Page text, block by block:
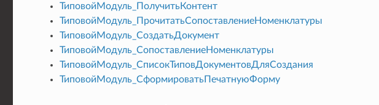
ТиповойМодуль_ПолучитьКонтент
ТиповойМодуль_ПрочитатьСопоставлениеНоменклатуры
ТиповойМодуль_СоздатьДокумент
ТиповойМодуль_СопоставлениеНоменклатуры
ТиповойМодуль_СписокТиповДокументовДляСоздания
ТиповойМодуль_СформироватьПечатнуюФорму